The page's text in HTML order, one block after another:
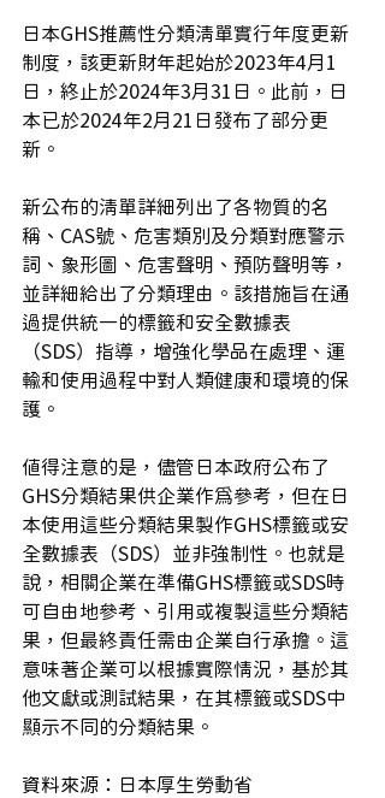
日本GHS推薦性分類清單實行年度更新
制度，該更新財年起始於2023年4月1
日，終止於2024年3月31日。此前，日
本已於2024年2月21日發布了部分更
新。
新公布的清單詳細列出了各物質的名
稱、CAS號、危害類別及分類對應警示
詞、象形圖、危害聲明、預防聲明等，
並詳細給出了分類理由。該措施旨在通
過提供統一的標籤和安全數據表
（SDS）指導，增強化學品在處理、運
輸和使用過程中對人類健康和環境的保
護。
值得注意的是，儘管日本政府公布了
GHS分類結果供企業作為參考，但在日
本使用這些分類結果製作GHS標籤或安
全數據表（SDS）並非強制性。也就是
說，相關企業在準備GHS標籤或SDS時
可自由地參考、引用或複製這些分類結
果，但最終責任需由企業自行承擔。這
意味著企業可以根據實際情況，基於其
他文獻或測試結果，在其標籤或SDS中
顯示不同的分類結果。
資料來源： 日本厚生勞動省